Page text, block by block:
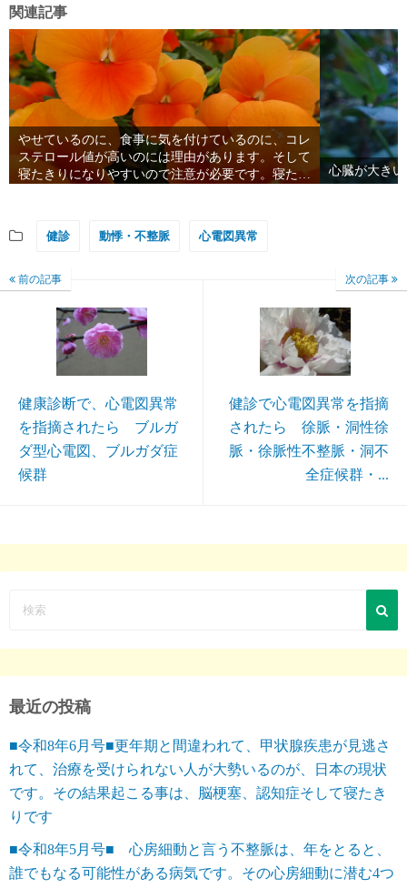
関連記事
やせているのに、食事に気を付けているのに、コレ
ステロール値が高いのには理由があります。そして
寝たきりになりやすいので注意が必要です。寝たき
心臓が大き
健診 動悸・不整脈 心電図異常
前の記事
健康診断で、心電図異常
を指摘されたら ブルガ
ダ型心電図、ブルガダ症
候群
次の記事
健診で心電図異常を指摘
されたら 徐脈・洞性徐
脈・徐脈性不整脈・洞不
全症候群・...
最近の投稿
■令和8年6月号■更年期と間違われて、甲状腺疾患が見逃さ
れて、治療を受けられない人が大勢いるのが、日本の現状
です。その結果起こる事は、脳梗塞、認知症そして寝たき
りです
■令和8年5月号■ 心房細動と言う不整脈は、年をとると、
誰でもなる可能性がある病気です。その心房細動に潜む4つ